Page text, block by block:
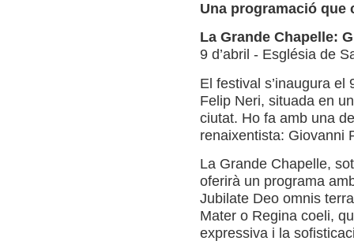
Una programació que
La Grande Chapelle:
9 d’abril - Església de
El festival s’inaugura el
Felip Neri, situada en
ciutat. Ho fa amb una
renaixentista: Giovanni
La Grande Chapelle,
oferirà un programa
Jubilate Deo omnis
Mater o Regina coeli,
expressiva i la